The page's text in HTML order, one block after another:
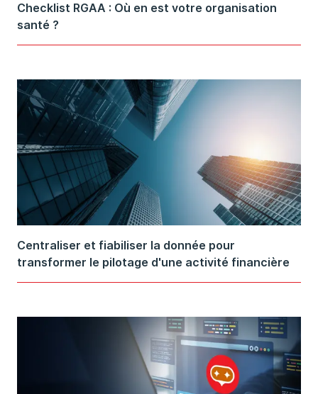
Checklist RGAA : Où en est votre organisation
santé ?
Centraliser et fiabiliser la donnée pour
transformer le pilotage d'une activité financière